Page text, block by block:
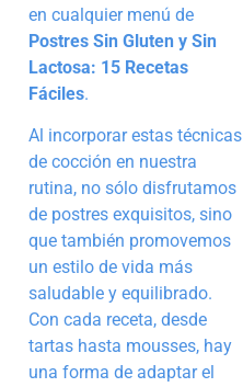
en cualquier menú de
Postres Sin Gluten y Sin
Lactosa: 15 Recetas
Fáciles.
Al incorporar estas técnicas
de cocción en nuestra
rutina, no sólo disfrutamos
de postres exquisitos, sino
que también promovemos
un estilo de vida más
saludable y equilibrado.
Con cada receta, desde
tartas hasta mousses, hay
una forma de adaptar el